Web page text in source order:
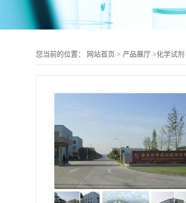
您当前的位置： 网站首页 > 产品展厅 >化学试剂